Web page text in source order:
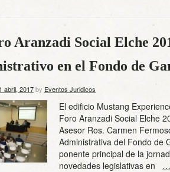
Aranzadi Social Elche
en el Fondo de
abril, 2017by Eventos Juridicos
El edificio Mustang
Foro Aranzadi Social Elche
Asesor Ros. Carmen
Administrativa del Fondo de
ponente principal de la
novedades legislativas en